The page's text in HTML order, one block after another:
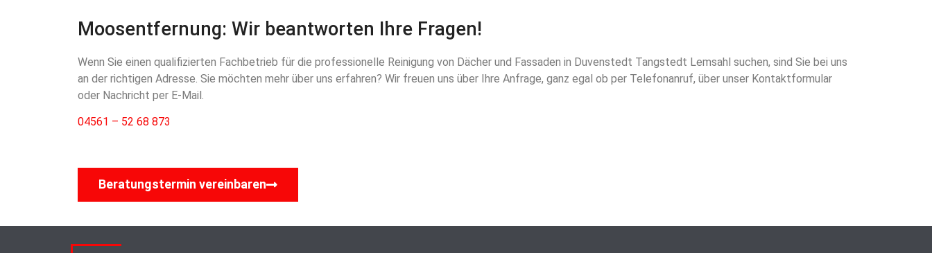
Moosentfernung: Wir beantworten Ihre Fragen!
Wenn Sie einen qualifizierten Fachbetrieb für die professionelle Reinigung von Dächer und Fassaden in Duvenstedt Tangstedt Lemsahl suchen, sind Sie bei uns
an der richtigen Adresse. Sie möchten mehr über uns erfahren? Wir freuen uns über Ihre Anfrage, ganz egal ob per Telefonanruf, über unser Kontaktformular
oder Nachricht per E-Mail.
04561 – 52 68 873
Beratungstermin vereinbaren